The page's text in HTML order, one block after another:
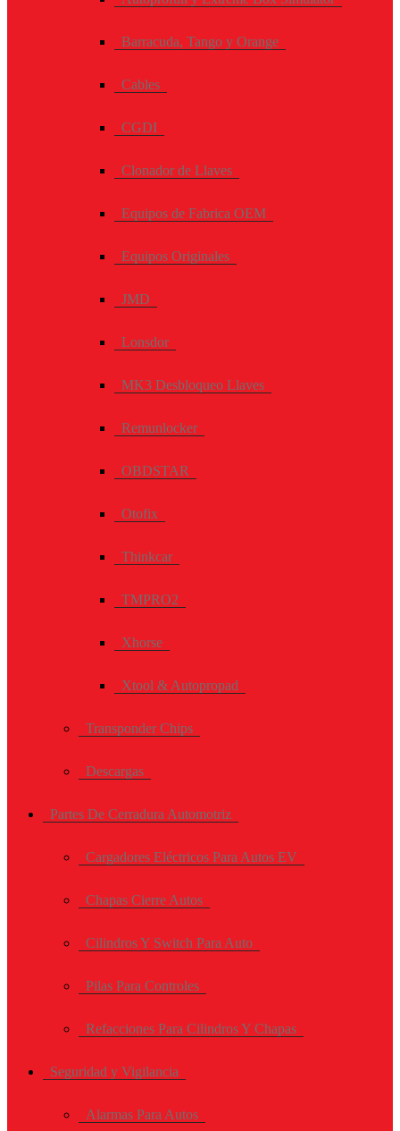
Barracuda, Tango y Orange
Cables
CGDI
Clonador de Llaves
Equipos de Fabrica OEM
Equipos Originales
JMD
Lonsdor
MK3 Desbloqueo Llaves
Remunlocker
OBDSTAR
Otofix
Thinkcar
TMPRO2
Xhorse
Xtool & Autopropad
Transponder Chips
Descargas
Partes De Cerradura Automotriz
Cargadores Eléctricos Para Autos EV
Chapas Cierre Autos
Cilindros Y Switch Para Auto
Pilas Para Controles
Refacciones Para Cilindros Y Chapas
Seguridad y Vigilancia
Alarmas Para Autos